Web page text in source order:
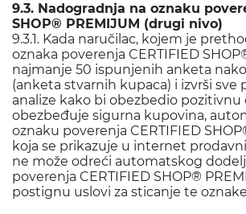
9.3. Nadogradnja na oznaku
SHOP® PREMIJUM (drugi nivo)
9.3.1. Kada naručilac, kojem je
oznaka poverenja CERTIFIED
najmanje 50 ispunjenih anketa
(anketa stvarnih kupaca) i izvrši sve
analize kako bi obezbedio pozitivnu
obezbeđuje sigurna kupovina,
oznaku poverenja CERTIFIED
koja se prikazuje u internet
ne može odreći automatskog
poverenja CERTIFIED SHOP®
postignu uslovi za sticanje te